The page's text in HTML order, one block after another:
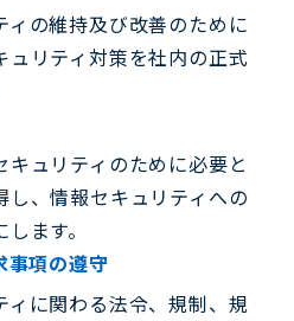
の維持及び改善のために
リティ対策を社内の正式
ュリティのために必要と
し、情報セキュリティへの
ます。
事項の遵守
に関わる法令、規制、規